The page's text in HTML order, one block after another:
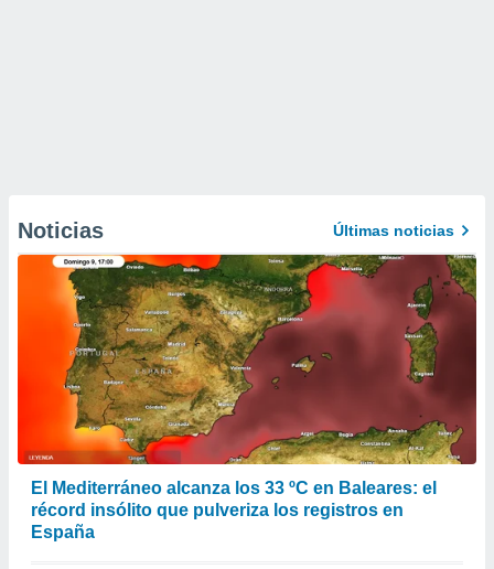
Noticias Últimas noticias
El Mediterráneo alcanza los 33 ºC en Baleares: el
récord insólito que pulveriza los registros en
España